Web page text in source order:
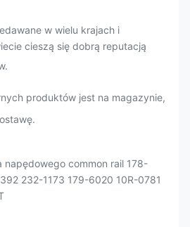
w wielu krajach i
cieszą się dobrą reputacją
produktów jest na magazynie,